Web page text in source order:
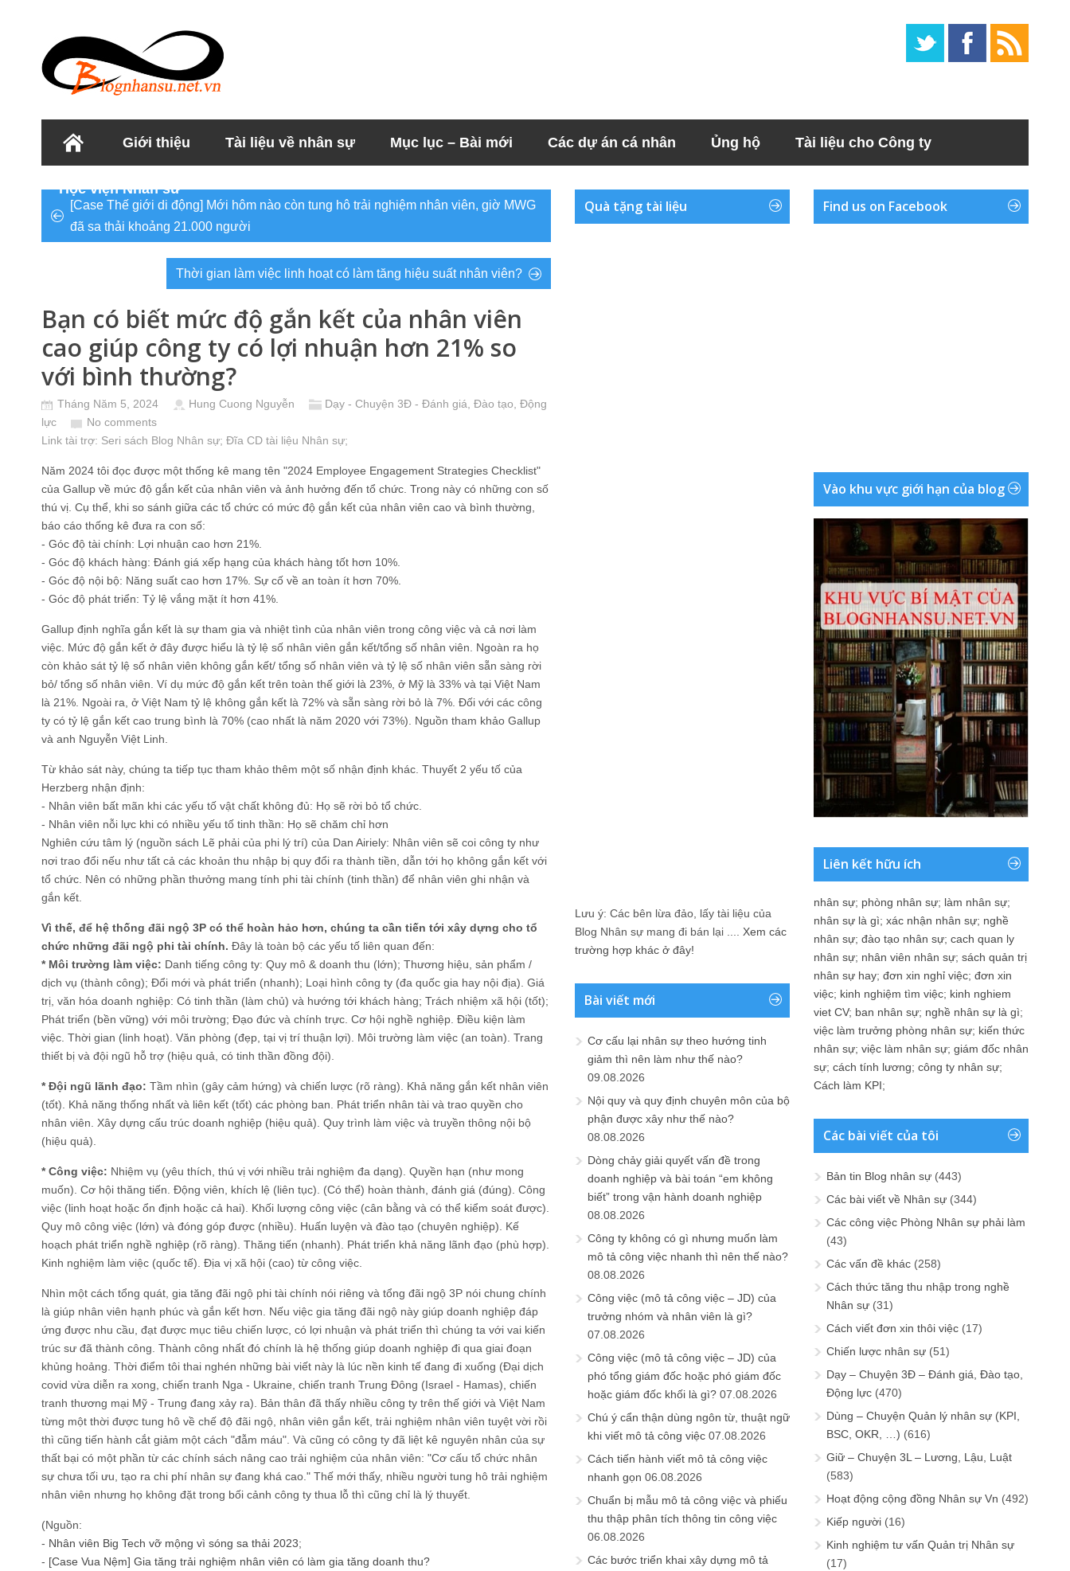
Giới thiệu Tài liệu về nhân sự Mục lục – Bài mới Các dự án cá nhân Ủng hộ Tài liệu cho Công ty
Học viện Nhân sư
[Case Thế giới di động] Mới hôm nào còn tung hô trải nghiệm nhân viên, giờ MWG
đã sa thải khoảng 21.000 người
Thời gian làm việc linh hoạt có làm tăng hiệu suất nhân viên?
Bạn có biết mức độ gắn kết của nhân viên
cao giúp công ty có lợi nhuận hơn 21% so
với bình thường?
Tháng Năm 5, 2024 Hung Cuong Nguyễn
Dạy - Chuyện 3Đ - Đánh giá, Đào tạo, Động
lực
No comments
Link tài trợ: Seri sách Blog Nhân sự; Đĩa CD tài liệu Nhân sự;
Năm 2024 tôi đọc được một thống kê mang tên "2024 Employee Engagement Strategies Checklist"
của Gallup về mức độ gắn kết của nhân viên và ảnh hưởng đến tổ chức. Trong này có những con số
thú vị. Cụ thể, khi so sánh giữa các tổ chức có mức độ gắn kết của nhân viên cao và bình thường,
báo cáo thống kê đưa ra con số:
- Góc độ tài chính: Lợi nhuận cao hơn 21%.
- Góc độ khách hàng: Đánh giá xếp hạng của khách hàng tốt hơn 10%.
- Góc độ nội bộ: Năng suất cao hơn 17%. Sự cố về an toàn ít hơn 70%.
- Góc độ phát triển: Tỷ lệ vắng mặt ít hơn 41%.
Gallup định nghĩa gắn kết là sự tham gia và nhiệt tình của nhân viên trong công việc và cả nơi làm
việc. Mức độ gắn kết ở đây được hiểu là tỷ lệ số nhân viên gắn kết/tổng số nhân viên. Ngoàn ra họ
còn khảo sát tỷ lệ số nhân viên không gắn kết/ tổng số nhân viên và tỷ lệ số nhân viên sẵn sàng rời
bỏ/ tổng số nhân viên. Ví dụ mức độ gắn kết trên toàn thế giới là 23%, ở Mỹ là 33% và tại Việt Nam
là 21%. Ngoài ra, ở Việt Nam tỷ lệ không gắn kết là 72% và sẵn sàng rời bỏ là 7%. Đối với các công
ty có tỷ lệ gắn kết cao trung bình là 70% (cao nhất là năm 2020 với 73%). Nguồn tham khảo Gallup
và anh Nguyễn Việt Linh.
Từ khảo sát này, chúng ta tiếp tục tham khảo thêm một số nhận định khác. Thuyết 2 yếu tố của
Herzberg nhận định:
- Nhân viên bất mãn khi các yếu tố vật chất không đủ: Họ sẽ rời bỏ tổ chức.
- Nhân viên nỗi lực khi có nhiều yếu tố tinh thần: Họ sẽ chăm chỉ hơn
Nghiên cứu tâm lý (nguồn sách Lẽ phải của phi lý trí) của Dan Airiely: Nhân viên sẽ coi công ty như
nơi trao đổi nếu như tất cả các khoản thu nhập bị quy đổi ra thành tiền, dẫn tới họ không gắn kết với
tổ chức. Nên có những phần thưởng mang tính phi tài chính (tinh thần) để nhân viên ghi nhận và
gắn kết.
Vì thế, để hệ thống đãi ngộ 3P có thể hoàn hảo hơn, chúng ta cần tiến tới xây dựng cho tổ
chức những đãi ngộ phi tài chính. Đây là toàn bộ các yếu tố liên quan đến:
* Môi trường làm việc: Danh tiếng công ty: Quy mô & doanh thu (lớn); Thương hiệu, sản phẩm /
dịch vụ (thành công); Đổi mới và phát triển (nhanh); Loại hình công ty (đa quốc gia hay nội địa). Giá
trị, văn hóa doanh nghiệp: Có tinh thần (làm chủ) và hướng tới khách hàng; Trách nhiệm xã hội (tốt);
Phát triển (bền vững) với môi trường; Đạo đức và chính trực. Cơ hội nghề nghiệp. Điều kiện làm
việc. Thời gian (linh hoạt). Văn phòng (đẹp, tại vị trí thuận lợi). Môi trường làm việc (an toàn). Trang
thiết bị và đội ngũ hỗ trợ (hiệu quả, có tinh thần đồng đội).
* Đội ngũ lãnh đạo: Tầm nhìn (gây cảm hứng) và chiến lược (rõ ràng). Khả năng gắn kết nhân viên
(tốt). Khả năng thống nhất và liên kết (tốt) các phòng ban. Phát triển nhân tài và trao quyền cho
nhân viên. Xây dựng cấu trúc doanh nghiệp (hiệu quả). Quy trình làm việc và truyền thông nội bộ
(hiệu quả).
* Công việc: Nhiệm vụ (yêu thích, thú vị với nhiều trải nghiệm đa dạng). Quyền hạn (như mong
muốn). Cơ hội thăng tiến. Động viên, khích lệ (liên tục). (Có thể) hoàn thành, đánh giá (đúng). Công
việc (linh hoạt hoặc ổn định hoặc cả hai). Khối lượng công việc (cân bằng và có thể kiểm soát được).
Quy mô công việc (lớn) và đóng góp được (nhiều). Huấn luyện và đào tạo (chuyên nghiệp). Kế
hoạch phát triển nghề nghiệp (rõ ràng). Thăng tiến (nhanh). Phát triển khả năng lãnh đạo (phù hợp).
Kinh nghiệm làm việc (quốc tế). Địa vị xã hội (cao) từ công việc.
Nhìn một cách tổng quát, gia tăng đãi ngộ phi tài chính nói riêng và tổng đãi ngộ 3P nói chung chính
là giúp nhân viên hạnh phúc và gắn kết hơn. Nếu việc gia tăng đãi ngộ này giúp doanh nghiệp đáp
ứng được nhu cầu, đạt được mục tiêu chiến lược, có lợi nhuận và phát triển thì chúng ta với vai kiến
trúc sư đã thành công. Thành công nhất đó chính là hệ thống giúp doanh nghiệp đi qua giai đoạn
khủng hoảng. Thời điểm tôi thai nghén những bài viết này là lúc nền kinh tế đang đi xuống (Đại dịch
covid vừa diễn ra xong, chiến tranh Nga - Ukraine, chiến tranh Trung Đông (Israel - Hamas), chiến
tranh thương mại Mỹ - Trung đang xảy ra). Bản thân đã thấy nhiều công ty trên thế giới và Việt Nam
từng một thời được tung hô về chế độ đãi ngộ, nhân viên gắn kết, trải nghiệm nhân viên tuyệt vời rồi
thì cũng tiến hành cắt giảm một cách "đẫm máu". Và cũng có công ty đã liệt kê nguyên nhân của sự
thất bại có một phần từ các chính sách nâng cao trải nghiệm của nhân viên: "Cơ cấu tổ chức nhân
sự chưa tối ưu, tạo ra chi phí nhân sự đang khá cao." Thế mới thấy, nhiều người tung hô trải nghiệm
nhân viên nhưng họ không đặt trong bối cảnh công ty thua lỗ thì cũng chỉ là lý thuyết.
(Nguồn:
- Nhân viên Big Tech vỡ mộng vì sóng sa thải 2023;
- [Case Vua Nệm] Gia tăng trải nghiệm nhân viên có làm gia tăng doanh thu?
Quà tặng tài liệu
Lưu ý: Các bên lừa đảo, lấy tài liệu của
Blog Nhân sự mang đi bán lại .... Xem các
trường hợp khác ở đây!
Bài viết mới
Cơ cấu lại nhân sự theo hướng tinh
giảm thì nên làm như thế nào?
09.08.2026
Nội quy và quy định chuyên môn của bộ
phận được xây như thế nào?
08.08.2026
Dòng chảy giải quyết vấn đề trong
doanh nghiệp và bài toán “em không
biết” trong vận hành doanh nghiệp
08.08.2026
Công ty không có gì nhưng muốn làm
mô tả công việc nhanh thì nên thế nào?
08.08.2026
Công việc (mô tả công việc – JD) của
trưởng nhóm và nhân viên là gì?
07.08.2026
Công việc (mô tả công việc – JD) của
phó tổng giám đốc hoặc phó giám đốc
hoặc giám đốc khối là gì? 07.08.2026
Chú ý cẩn thận dùng ngôn từ, thuật ngữ
khi viết mô tả công việc 07.08.2026
Cách tiến hành viết mô tả công việc
nhanh gọn 06.08.2026
Chuẩn bị mẫu mô tả công việc và phiếu
thu thập phân tích thông tin công việc
06.08.2026
Các bước triển khai xây dựng mô tả
Find us on Facebook
Vào khu vực giới hạn của blog
Liên kết hữu ích
nhân sự; phòng nhân sự; làm nhân sự;
nhân sự là gì; xác nhận nhân sự; nghề
nhân sự; đào tạo nhân sự; cach quan ly
nhân sự; nhân viên nhân sự; sách quản trị
nhân sự hay; đơn xin nghỉ việc; đơn xin
việc; kinh nghiệm tìm việc; kinh nghiem
viet CV; ban nhân sự; nghề nhân sự là gì;
việc làm trưởng phòng nhân sự; kiến thức
nhân sự; việc làm nhân sự; giám đốc nhân
sự; cách tính lương; công ty nhân sự;
Cách làm KPI;
Các bài viết của tôi
Bản tin Blog nhân sự (443)
Các bài viết về Nhân sự (344)
Các công việc Phòng Nhân sự phải làm
(43)
Các vấn đề khác (258)
Cách thức tăng thu nhập trong nghề
Nhân sự (31)
Cách viết đơn xin thôi việc (17)
Chiến lược nhân sự (51)
Dạy – Chuyện 3Đ – Đánh giá, Đào tạo,
Động lực (470)
Dùng – Chuyện Quản lý nhân sự (KPI,
BSC, OKR, …) (616)
Giữ – Chuyện 3L – Lương, Lậu, Luật
(583)
Hoạt động cộng đồng Nhân sự Vn (492)
Kiếp người (16)
Kinh nghiệm tư vấn Quản trị Nhân sự
(17)